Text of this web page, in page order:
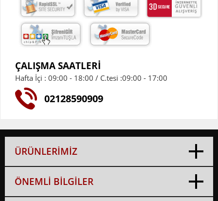
ÇALIŞMA SAATLERİ
Hafta İçi : 09:00 - 18:00 / C.tesi :09:00 - 17:00
02128590909
ÜRÜNLERİMİZ
ÖNEMLİ BİLGİLER